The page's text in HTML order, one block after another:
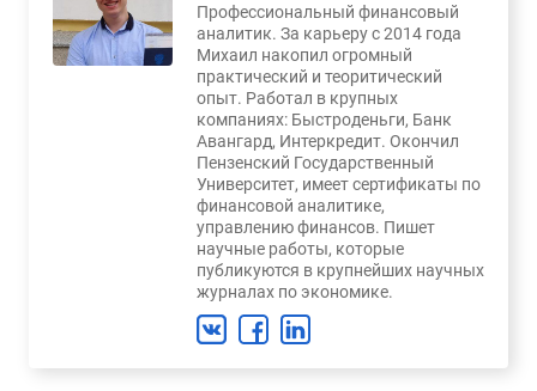
Профессиональный финансовый
аналитик. За карьеру с 2014 года
Михаил накопил огромный
практический и теоритический
опыт. Работал в крупных
компаниях: Быстроденьги, Банк
Авангард, Интеркредит. Окончил
Пензенский Государственный
Университет, имеет сертификаты по
финансовой аналитике,
управлению финансов. Пишет
научные работы, которые
публикуются в крупнейших научных
журналах по экономике.